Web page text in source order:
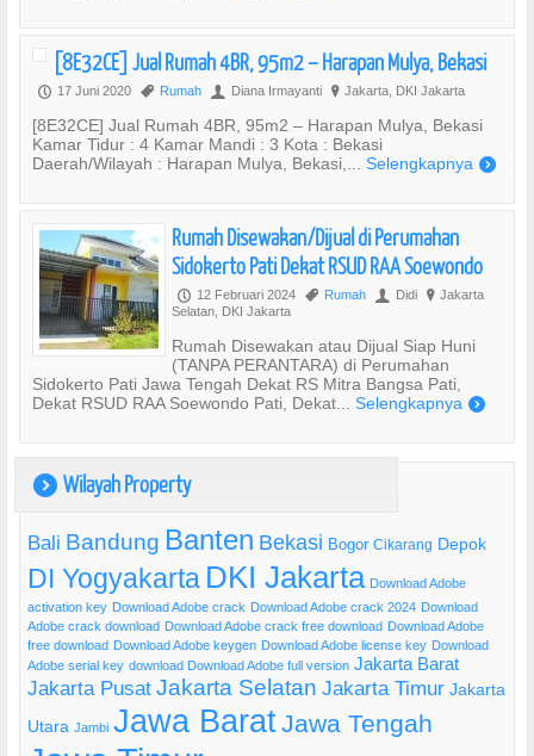
[8E32CE] Jual Rumah 4BR, 95m2 – Harapan Mulya, Bekasi
P 17 Juni 2020 , Rumah U Diana Irmayanti ? Jakarta, DKI Jakarta
[8E32CE] Jual Rumah 4BR, 95m2 – Harapan Mulya, Bekasi
Kamar Tidur : 4 Kamar Mandi : 3 Kota : Bekasi
Daerah/Wilayah : Harapan Mulya, Bekasi,... Selengkapnya )
Rumah Disewakan/Dijual di Perumahan
Sidokerto Pati Dekat RSUD RAA Soewondo
P 12 Februari 2024 , Rumah U Didi ? Jakarta
Selatan, DKI Jakarta
Rumah Disewakan atau Dijual Siap Huni
(TANPA PERANTARA) di Perumahan
Sidokerto Pati Jawa Tengah Dekat RS Mitra Bangsa Pati,
Dekat RSUD RAA Soewondo Pati, Dekat... Selengkapnya )
) Wilayah Property
Bali Bandung Banten Bekasi Bogor Cikarang Depok
DI Yogyakarta DKI Jakarta Download Adobe
activation key Download Adobe crack Download Adobe crack 2024 Download
Adobe crack download Download Adobe crack free download Download Adobe
free download Download Adobe keygen Download Adobe license key Download
Adobe serial key download Download Adobe full version Jakarta Barat
Jakarta Pusat Jakarta Selatan Jakarta Timur Jakarta
Utara Jambi Jawa BaratJawa Tengah